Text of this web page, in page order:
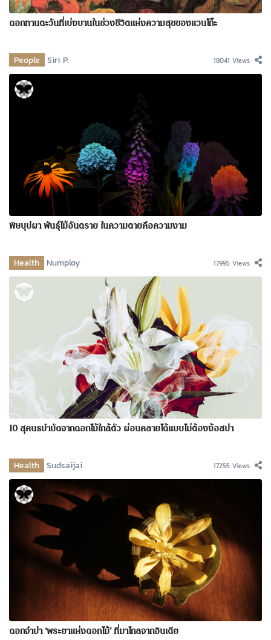
ดอกทานตะวันที่เบ่งบานในช่วงชีวิตแห่งความสุขของแวนโก๊ะ
People Siri P. 18041 Views
พิษบุปผา พันธุ์ไม้อันตราย ในความตายคือความงาม
Health Numploy 17995 Views
10 สุคนธบำบัดจากดอกไม้ใกล้ตัว ผ่อนคลายได้แบบไม่ต้องง้อสปา
Health Sudsaijai 17255 Views
ดอกจำปา ‘พระยาแห่งดอกไม้’ ที่มาไกลจากอินเดีย